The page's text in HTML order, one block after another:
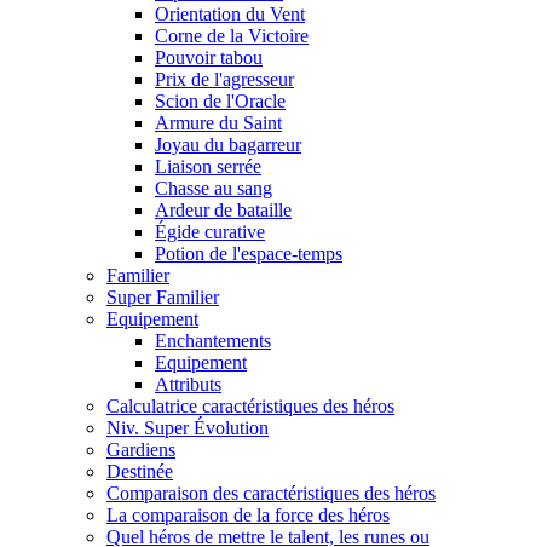
Orientation du Vent
Corne de la Victoire
Pouvoir tabou
Prix de l'agresseur
Scion de l'Oracle
Armure du Saint
Joyau du bagarreur
Liaison serrée
Chasse au sang
Ardeur de bataille
Égide curative
Potion de l'espace-temps
Familier
Super Familier
Equipement
Enchantements
Equipement
Attributs
Calculatrice caractéristiques des héros
Niv. Super Évolution
Gardiens
Destinée
Comparaison des caractéristiques des héros
La comparaison de la force des héros
Quel héros de mettre le talent, les runes ou